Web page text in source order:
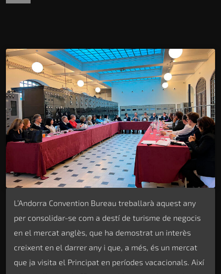
L’Andorra Convention Bureau treballarà aquest any
per consolidar-se com a destí de turisme de negocis
en el mercat anglès, que ha demostrat un interès
creixent en el darrer any i que, a més, és un mercat
que ja visita el Principat en períodes vacacionals. Així